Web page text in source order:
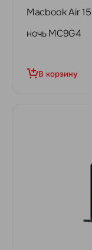
Macbook Air
ночь MC9G4
В корзину